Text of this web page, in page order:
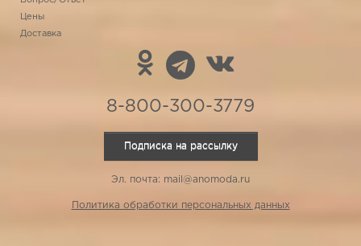
Цены
Доставка
8-800-300-3779
Подписка на рассылку
Эл. почта: mail@anomoda.ru
Политика обработки персональных данных